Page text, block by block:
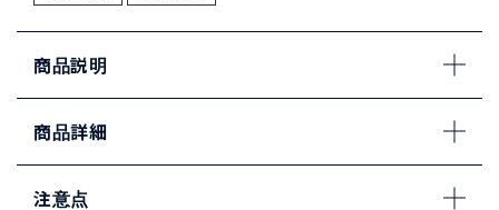
商品説明
商品詳細
注意点